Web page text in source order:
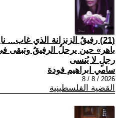
(21) رفيقُ الزنزانة الذي غاب...
باهر» حين يرحلُ الرفيقُ وتبقى
رجلٍ لا يُنسى
سامي ابراهيم فودة
2026 / 8 / 8
القضية الفلسطينية